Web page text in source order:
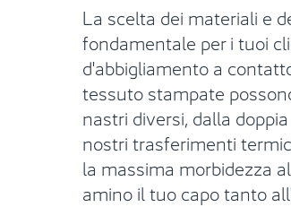
La scelta dei materiali e
fondamentale per i tuoi
d'abbigliamento a
tessuto stampate
nastri diversi, dalla
nostri trasferimenti
la massima morbidezza
amino il tuo capo tanto